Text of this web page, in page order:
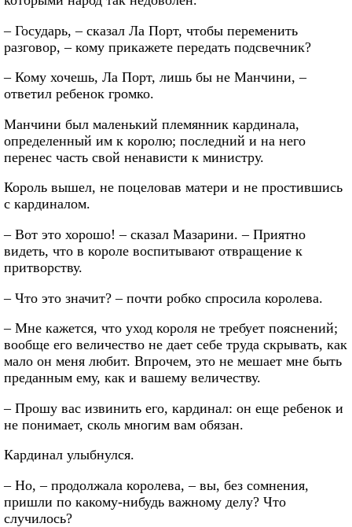
– Государь, – сказал Ла Порт, чтобы переменить
разговор, – кому прикажете передать подсвечник?
– Кому хочешь, Ла Порт, лишь бы не Манчини, –
ответил ребенок громко.
Манчини был маленький племянник кардинала,
определенный им к королю; последний и на него
перенес часть свой ненависти к министру.
Король вышел, не поцеловав матери и не простившись
с кардиналом.
– Вот это хорошо! – сказал Мазарини. – Приятно
видеть, что в короле воспитывают отвращение к
притворству.
– Что это значит? – почти робко спросила королева.
– Мне кажется, что уход короля не требует пояснений;
вообще его величество не дает себе труда скрывать, как
мало он меня любит. Впрочем, это не мешает мне быть
преданным ему, как и вашему величеству.
– Прошу вас извинить его, кардинал: он еще ребенок и
не понимает, сколь многим вам обязан.
Кардинал улыбнулся.
– Но, – продолжала королева, – вы, без сомнения,
пришли по какому-нибудь важному делу? Что
случилось?